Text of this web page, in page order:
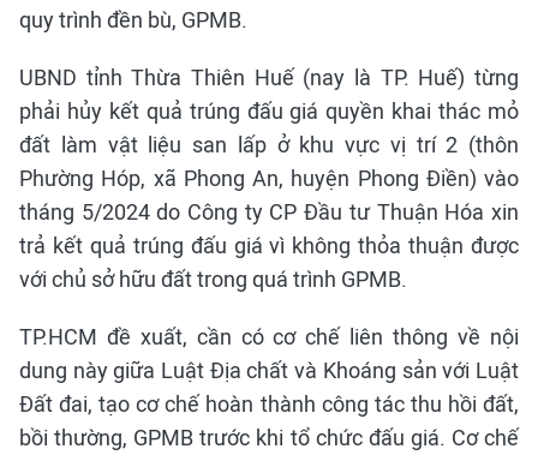
quy trình đền bù, GPMB.
UBND tỉnh Thừa Thiên Huế (nay là TP. Huế) từng
phải hủy kết quả trúng đấu giá quyền khai thác mỏ
đất làm vật liệu san lấp ở khu vực vị trí 2 (thôn
Phường Hóp, xã Phong An, huyện Phong Điền) vào
tháng 5/2024 do Công ty CP Đầu tư Thuận Hóa xin
trả kết quả trúng đấu giá vì không thỏa thuận được
với chủ sở hữu đất trong quá trình GPMB.
TP.HCM đề xuất, cần có cơ chế liên thông về nội
dung này giữa Luật Địa chất và Khoáng sản với Luật
Đất đai, tạo cơ chế hoàn thành công tác thu hồi đất,
bồi thường, GPMB trước khi tổ chức đấu giá. Cơ chế